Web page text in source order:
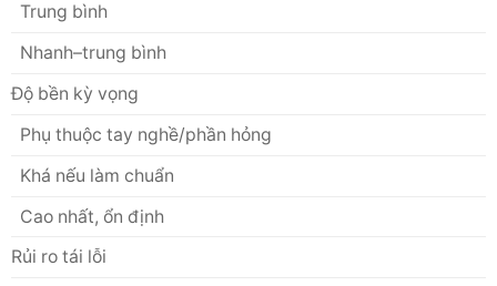
Trung bình
Nhanh–trung bình
Độ bền kỳ vọng
Phụ thuộc tay nghề/phần hỏng
Khá nếu làm chuẩn
Cao nhất, ổn định
Rủi ro tái lỗi